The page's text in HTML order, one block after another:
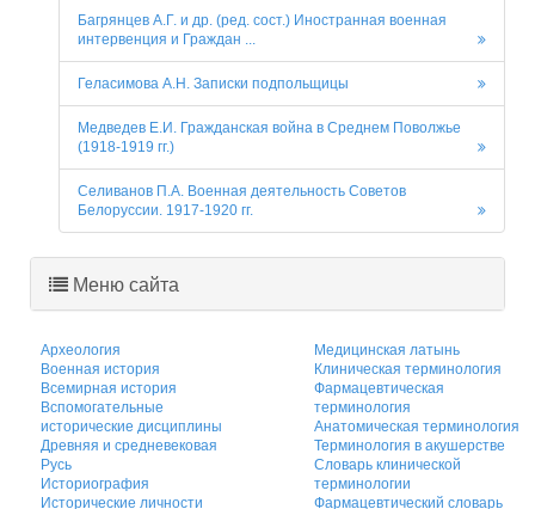
Багрянцев А.Г. и др. (ред. сост.) Иностранная военная
интервенция и Граждан ...
Геласимова А.Н. Записки подпольщицы
Медведев Е.И. Гражданская война в Среднем Поволжье
(1918-1919 гг.)
Селиванов П.А. Военная деятельность Советов
Белоруссии. 1917-1920 гг.
Меню сайта
Археология
Военная история
Всемирная история
Вспомогательные
исторические дисциплины
Древняя и средневековая
Русь
Историография
Исторические личности
Медицинская латынь
Клиническая терминология
Фармацевтическая
терминология
Анатомическая терминология
Терминология в акушерстве
Словарь клинической
терминологии
Фармацевтический словарь